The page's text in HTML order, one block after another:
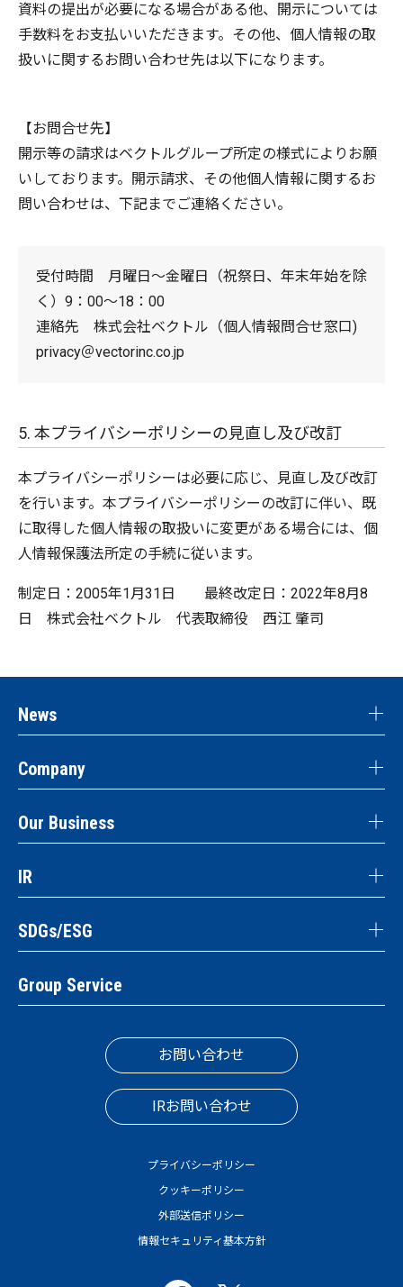
資料の提出が必要になる場合がある他、開示については
手数料をお支払いいただきます。その他、個人情報の取
扱いに関するお問い合わせ先は以下になります。
【お問合せ先】
開⽰等の請求はベクトルグループ所定の様式によりお願
いしております。開⽰請求、その他個⼈情報に関するお
問い合わせは、下記までご連絡ください。
受付時間 月曜日～金曜日（祝祭日、年末年始を除
く）9：00〜18：00
連絡先 株式会社ベクトル（個人情報問合せ窓口)
privacy＠vectorinc.co.jp
5. 本プライバシーポリシーの見直し及び改訂
本プライバシーポリシーは必要に応じ、見直し及び改訂
を行います。本プライバシーポリシーの改訂に伴い、既
に取得した個人情報の取扱いに変更がある場合には、個
人情報保護法所定の手続に従います。
制定日：2005年1月31日 最終改定日：2022年8月8
日 株式会社ベクトル 代表取締役 西江 肇司
News
Company
Our Business
IR
SDGs/ESG
Group Service
お問い合わせ
IRお問い合わせ
プライバシーポリシー
クッキーポリシー
外部送信ポリシー
情報セキュリティ基本方針